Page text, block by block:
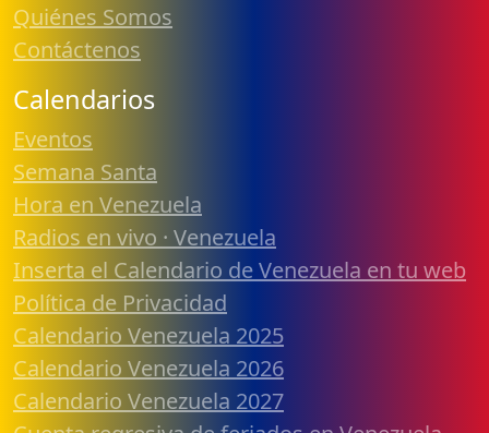
Quiénes Somos
Contáctenos
Calendarios
Eventos
Semana Santa
Hora en Venezuela
Radios en vivo · Venezuela
Inserta el Calendario de Venezuela en tu web
Política de Privacidad
Calendario Venezuela 2025
Calendario Venezuela 2026
Calendario Venezuela 2027